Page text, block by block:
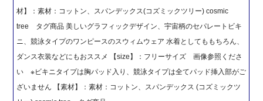
材】：素材：コットン、スパンデックス(コズミックツリー) cosmic
tree タグ商品 美しいグラフィックデザイン、宇宙柄のセパレートビキ
ニ、競泳タイプのワンピースのスウィムウェア 水着としてももちろん、
ダンス衣装などにもおススメ 【size】：フリーサイズ 画像参照くださ
い ※ビキニタイプは胸パッド入り、競泳タイプは全てパッド挿入部がご
ざいません 【素材】：素材：コットン、スパンデックス (コズミックツ